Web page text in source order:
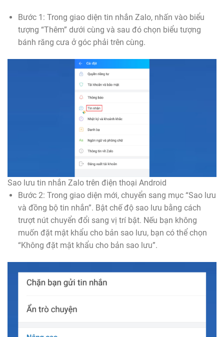
Bước 1: Trong giao diện tin nhắn Zalo, nhấn vào biểu
tượng “Thêm” dưới cùng và sau đó chọn biểu tượng
bánh răng cưa ở góc phải trên cùng.
Sao lưu tin nhắn Zalo trên điện thoại Android
Bước 2: Trong giao diện mới, chuyển sang mục “Sao lưu
và đồng bộ tin nhắn”. Bật chế độ sao lưu bằng cách
trượt nút chuyển đổi sang vị trí bật. Nếu bạn không
muốn đặt mật khẩu cho bản sao lưu, bạn có thể chọn
“Không đặt mật khẩu cho bản sao lưu”.